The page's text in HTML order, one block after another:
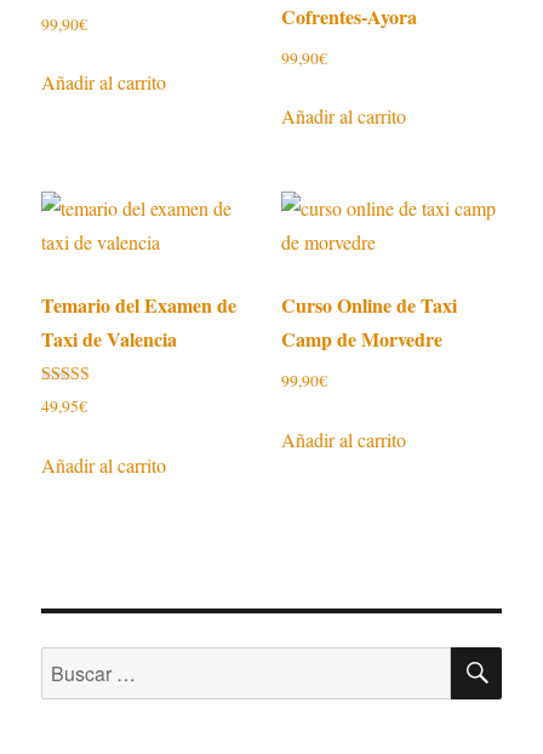
99,90€
Añadir al carrito
Cofrentes-Ayora
99,90€
Añadir al carrito
Temario del Examen de
Taxi de Valencia
Valorado con
5.00
49,95€
Añadir al carrito
Curso Online de Taxi
Camp de Morvedre
99,90€
Añadir al carrito
Buscar
por: